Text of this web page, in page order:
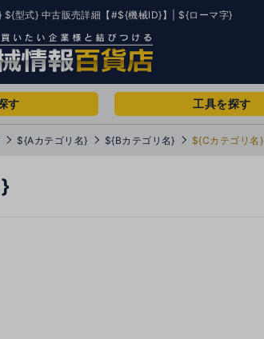
${型式} 中古販売詳細【#${機械ID}】| ${ローマ字}
す 工具を探す
${Aカテゴリ名} ${Bカテゴリ名} ${Cカテゴリ名}